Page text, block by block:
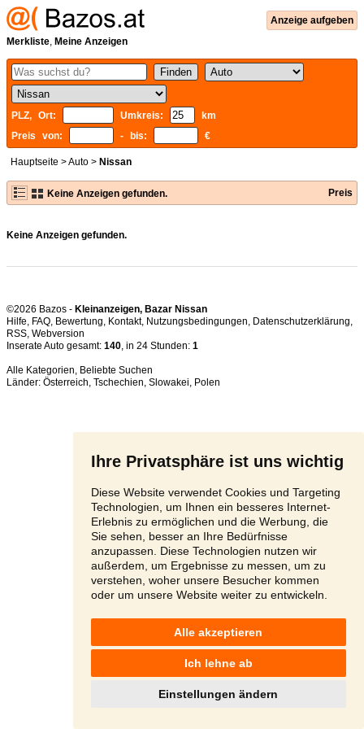
Ihre Privatsphäre ist uns wichtig
Diese Website verwendet Cookies und Targeting
Technologien, um Ihnen ein besseres Internet-
Erlebnis zu ermöglichen und die Werbung, die
Sie sehen, besser an Ihre Bedürfnisse
anzupassen. Diese Technologien nutzen wir
außerdem, um Ergebnisse zu messen, um zu
verstehen, woher unsere Besucher kommen
oder um unsere Website weiter zu entwickeln.
Alle akzeptieren
Ich lehne ab
Einstellungen ändern
Anzeige aufgeben
Merkliste, Meine Anzeigen
PLZ, Ort: Umkreis:
km
Preis von:
- bis: €
Hauptseite >Auto > Nissan
Keine Anzeigen gefunden. Preis
Keine Anzeigen gefunden.
©2026 Bazos - Kleinanzeigen, Bazar Nissan
Hilfe, FAQ, Bewertung, Kontakt, Nutzungsbedingungen, Datenschutzerklärung,
RSS,
Inserate Auto gesamt: 140, in 24 Stunden: 1
Alle Kategorien, Beliebte Suchen
Länder: Österreich, Tschechien, Slowakei, Polen